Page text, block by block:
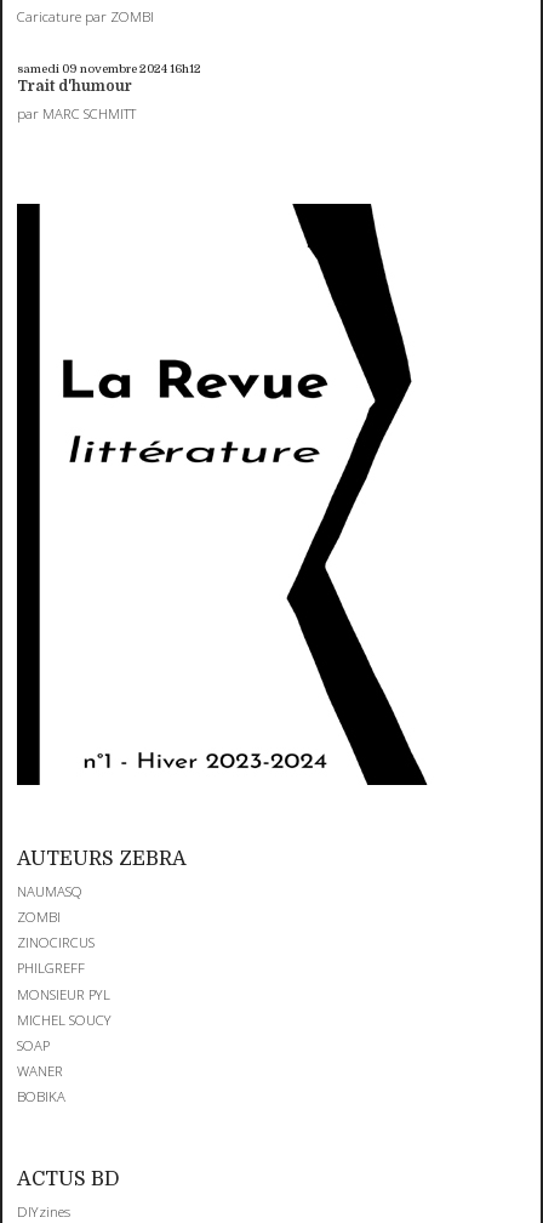
Caricature par ZOMBI
samedi 09 novembre 202416h12
Trait d'humour
par MARC SCHMITT
AUTEURS ZEBRA
NAUMASQ
ZOMBI
ZINOCIRCUS
PHILGREFF
MONSIEUR PYL
MICHEL SOUCY
SOAP
WANER
BOBIKA
ACTUS BD
DIYzines